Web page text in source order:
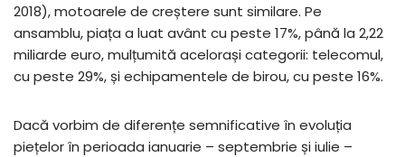
2018), motoarele de creștere sunt similare. Pe
ansamblu, piața a luat avânt cu peste 17%, până la 2,22
miliarde euro, mulțumită acelorași categorii: telecomul,
cu peste 29%, și echipamentele de birou, cu peste 16%.
Dacă vorbim de diferențe semnificative în evoluția
piețelor în perioada ianuarie – septembrie și iulie –